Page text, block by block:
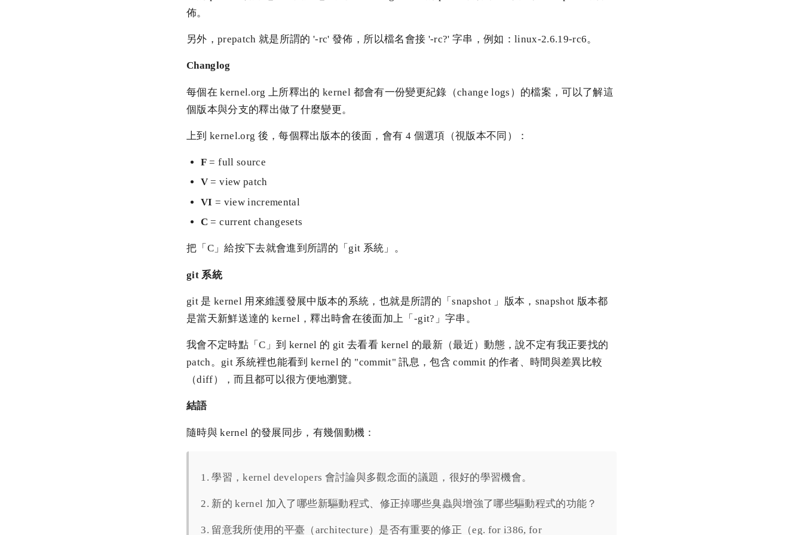
佈。
另外，prepatch 就是所謂的 '-rc' 發佈，所以檔名會接 '-rc?' 字串，例如：linux-2.6.19-rc6。
Changlog
每個在 kernel.org 上所釋出的 kernel 都會有一份變更紀錄（change logs）的檔案，可以了解這
個版本與分支的釋出做了什麼變更。
上到 kernel.org 後，每個釋出版本的後面，會有 4 個選項（視版本不同）：
F = full source
V = view patch
VI = view incremental
C = current changesets
把「C」給按下去就會進到所謂的「git 系統」。
git 系統
git 是 kernel 用來維護發展中版本的系統，也就是所謂的「snapshot 」版本，snapshot 版本都
是當天新鮮送達的 kernel，釋出時會在後面加上「-git?」字串。
我會不定時點「C」到 kernel 的 git 去看看 kernel 的最新（最近）動態，說不定有我正要找的
patch。git 系統裡也能看到 kernel 的 "commit" 訊息，包含 commit 的作者、時間與差異比較
（diff），而且都可以很方便地瀏覽。
結語
隨時與 kernel 的發展同步，有幾個動機：
1. 學習，kernel developers 會討論與多觀念面的議題，很好的學習機會。
2. 新的 kernel 加入了哪些新驅動程式、修正掉哪些臭蟲與增強了哪些驅動程式的功能？
3. 留意我所使用的平臺（architecture）是否有重要的修正（eg. for i386, for